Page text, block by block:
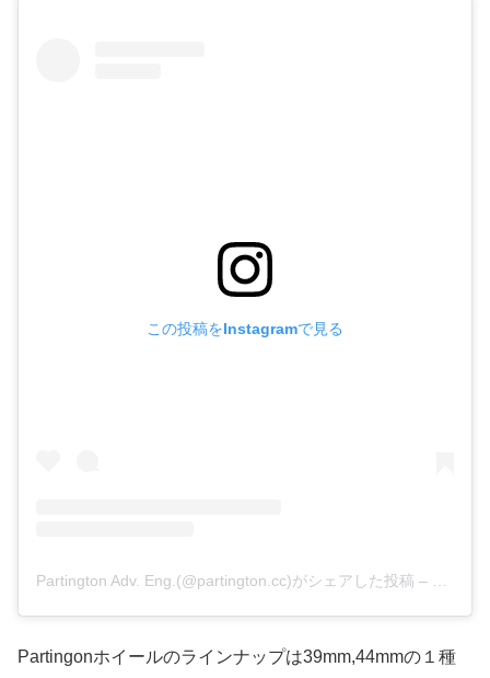
この投稿をInstagramで見る
Partington Adv. Eng.(@partington.cc)がシェアした投稿 –
Partingonホイールのラインナップは39mm,44mmの１種